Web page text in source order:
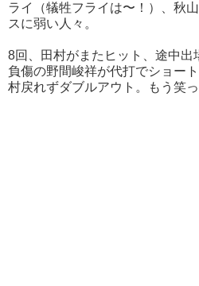
ライ（犠牲フライは〜！）、秋
スに弱い人々。
8回、田村がまたヒット、途中出
負傷の野間峻祥が代打でショー
村戻れずダブルアウト。もう笑っ